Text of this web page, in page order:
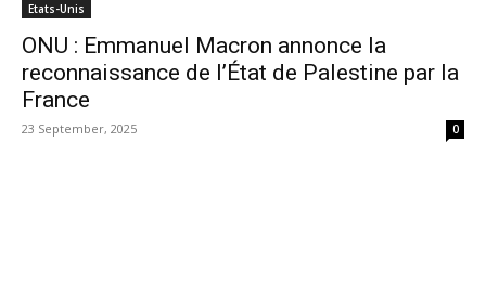
Etats-Unis
ONU : Emmanuel Macron annonce la
reconnaissance de l’État de Palestine par la
France
23 September, 2025 0